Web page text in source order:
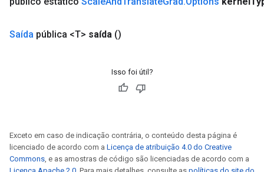
Saída pública <T> saída ()
Isso foi útil?
Exceto em caso de indicação contrária, o conteúdo desta página é
licenciado de acordo com a Licença de atribuição 4.0 do Creative
Commons, e as amostras de código são licenciadas de acordo com a